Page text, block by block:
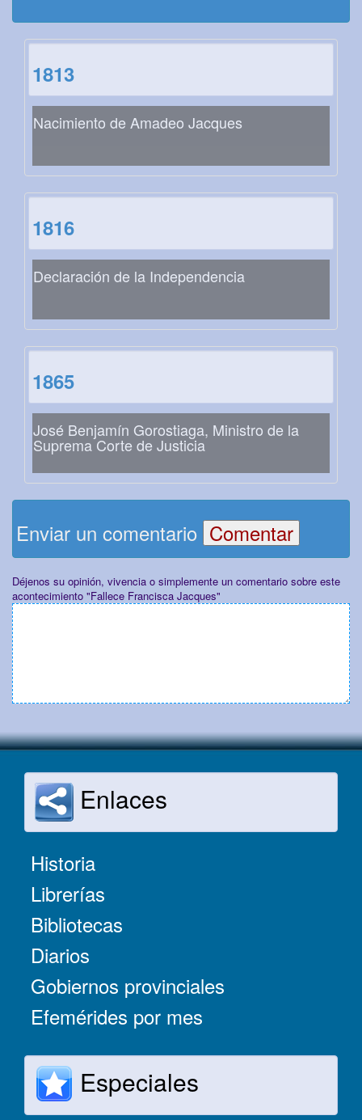
1813
Nacimiento de Amadeo Jacques
1816
Declaración de la Independencia
1865
José Benjamín Gorostiaga, Ministro de la
Suprema Corte de Justicia
Enviar un comentario
Déjenos su opinión, vivencia o simplemente un comentario sobre este
acontecimiento "Fallece Francisca Jacques"
Enlaces
Historia
Librerías
Bibliotecas
Diarios
Gobiernos provinciales
Efemérides por mes
Especiales